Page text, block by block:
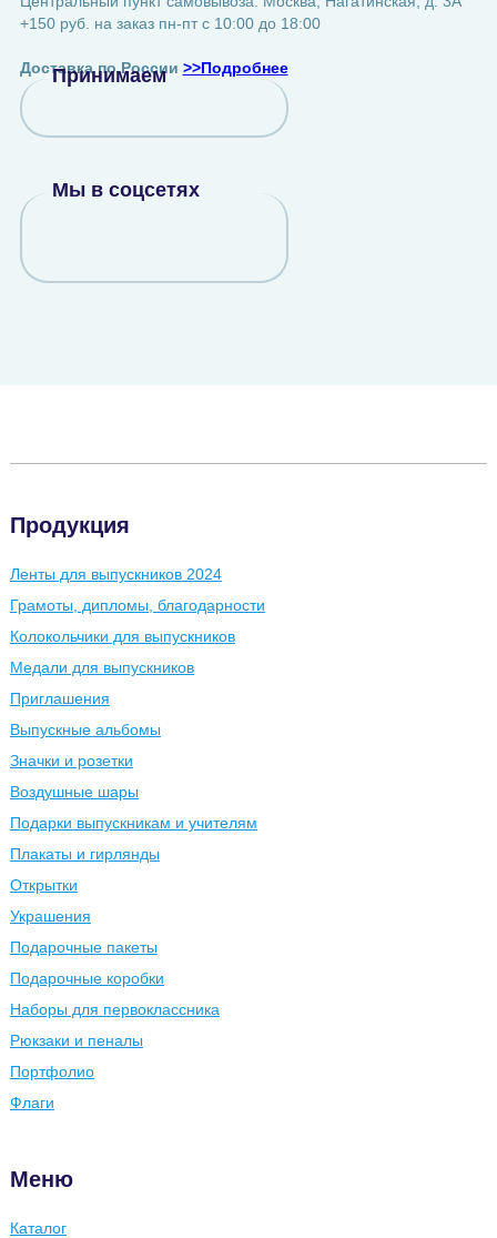
+150 руб. на заказ пн-пт с 10:00 до 18:00
Доставка по России >>Подробнее
Принимаем
Мы в соцсетях
Продукция
Ленты для выпускников 2024
Грамоты, дипломы, благодарности
Колокольчики для выпускников
Медали для выпускников
Приглашения
Выпускные альбомы
Значки и розетки
Воздушные шары
Подарки выпускникам и учителям
Плакаты и гирлянды
Открытки
Украшения
Подарочные пакеты
Подарочные коробки
Наборы для первоклассника
Рюкзаки и пеналы
Портфолио
Флаги
Меню
Каталог